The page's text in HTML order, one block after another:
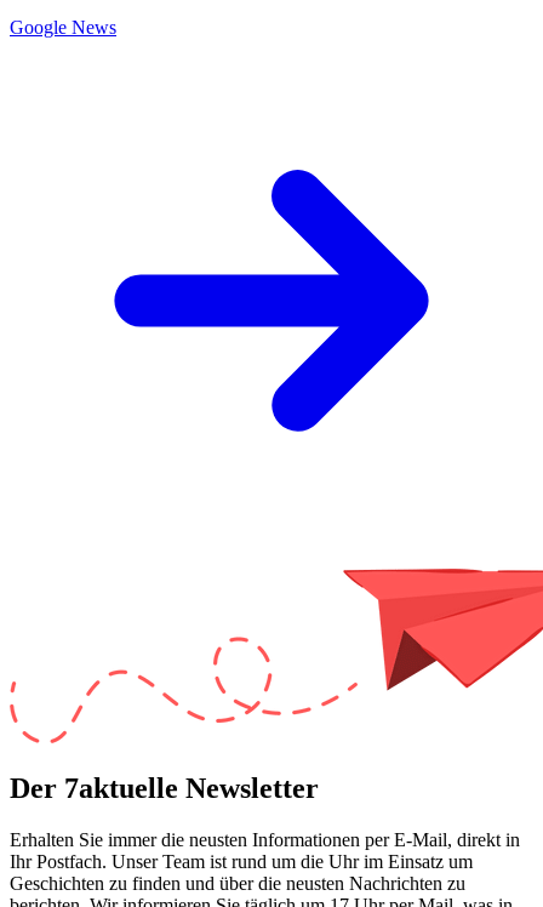
Google News
Der 7aktuelle Newsletter
Erhalten Sie immer die neusten Informationen per E-Mail, direkt in
Ihr Postfach. Unser Team ist rund um die Uhrim Einsatz um
Geschichten zu finden und über die neusten Nachrichten zu